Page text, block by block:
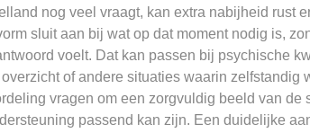
nog veel vraagt, kan extra nabijheid rust
sluit aan bij wat op dat moment nodig is,
voelt. Dat kan passen bij psychische
of andere situaties waarin zelfstandig
vragen om een zorgvuldig beeld van de
passend kan zijn. Een duidelijke